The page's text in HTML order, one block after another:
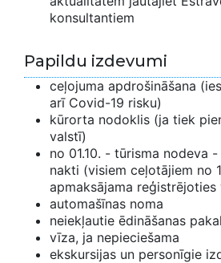
konsultantiem
Papildu izdevumi
ceļojuma apdrošināšana
arī Covid-19 risku)
kūrorta nodoklis (ja tiek
valstī)
no 01.10. - tūrisma nodeva
nakti (visiem ceļotājiem no
apmaksājama reģistrējoties
automašīnas noma
neiekļautie ēdināšanas
vīza, ja nepieciešama
ekskursijas un personīgie